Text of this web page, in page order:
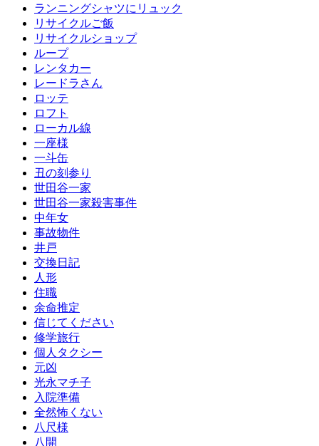
ランニングシャツにリュック
リサイクルご飯
リサイクルショップ
ループ
レンタカー
レードラさん
ロッテ
ロフト
ローカル線
一座様
一斗缶
丑の刻参り
世田谷一家
世田谷一家殺害事件
中年女
事故物件
井戸
交換日記
人形
住職
余命推定
信じてください
修学旅行
個人タクシー
元凶
光永マチ子
入院準備
全然怖くない
八尺様
八開